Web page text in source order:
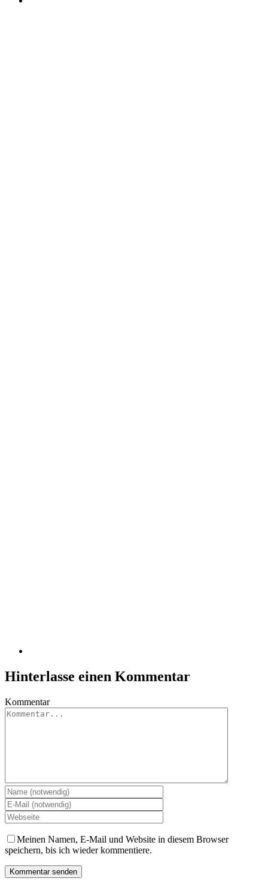
Hinterlasse einen Kommentar
Kommentar
Meinen Namen, E-Mail und Website in diesem Browser
speichern, bis ich wieder kommentiere.